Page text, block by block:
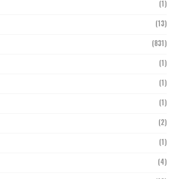
(1)
(13)
(831)
(1)
(1)
(1)
(2)
(1)
(4)